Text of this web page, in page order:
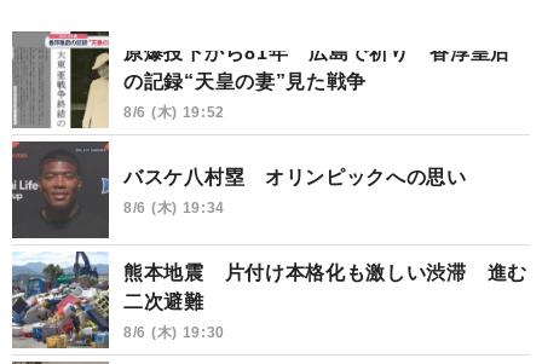
原爆投下から81年 広島で祈り 香淳皇后
の記録“天皇の妻”見た戦争
8/6 (木) 19:52
バスケ八村塁 オリンピックへの思い
8/6 (木) 19:34
熊本地震 片付け本格化も激しい渋滞 進む
二次避難
8/6 (木) 19:30